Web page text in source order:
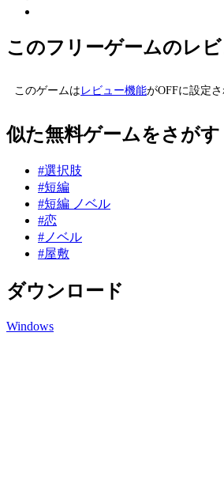
このフリーゲームのレ
このゲームは レビュー機能がOFFに設定
似た無料ゲームをさがす
#選択肢
#短編
#短編 ノベル
#恋
#ノベル
#屋敷
ダウンロード
Windows